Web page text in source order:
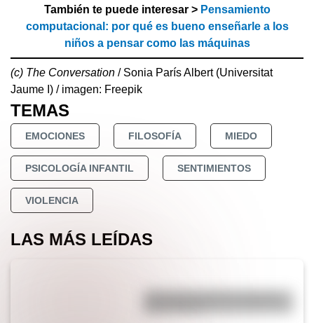
También te puede interesar > Pensamiento
computacional: por qué es bueno enseñarle a los
niños a pensar como las máquinas
(c) The Conversation / Sonia París Albert (Universitat
Jaume I) / imagen: Freepik
TEMAS
EMOCIONES FILOSOFÍA MIEDO
PSICOLOGÍA INFANTIL SENTIMIENTOS
VIOLENCIA
LAS MÁS LEÍDAS
¿Por qué los perros se ponen